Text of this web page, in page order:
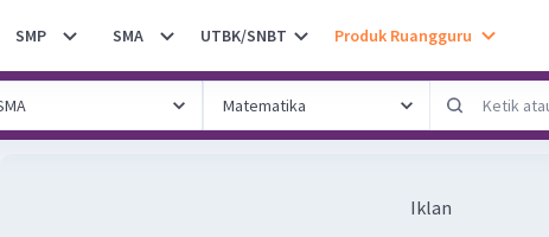
SMP SMA UTBK/SNBT Produk Ruangguru
Iklan